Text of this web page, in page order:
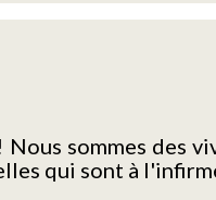
sommes des
qui sont à